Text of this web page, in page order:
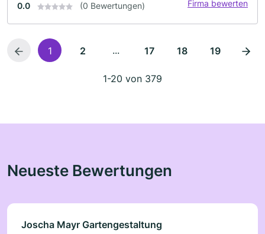
0.0 (0 Bewertungen) Firma bewerten
1 2 ... 17 18 19
1-20 von 379
Neueste Bewertungen
Joscha Mayr Gartengestaltung